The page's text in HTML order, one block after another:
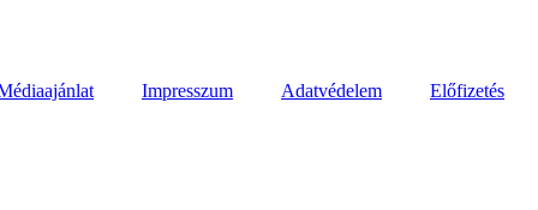
Impresszum Adatvédelem Előfizetés